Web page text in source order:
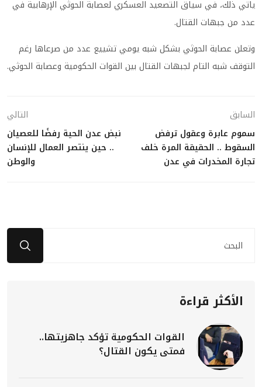
ياتي ذلك، في سياق التصعيد العسكري لعصابة الحوثي الإرهابية في
عدد من جبهات القتال.
وتعلن عصابة الحوثي بشكل شبه يومي تشييع عدد من صرعاها رغم
التوقف شبه التام لجبهات القتال بين القوات الحكومية وعصابة الحوثي.
السابق
سموم عابرة وعقول ترفض
السقوط .. الحقيقة المرة خلف
تجارة المخدرات في عدن
التالي
نبض عدن الحية رفضًا للعصيان
.. حين ينتصر العمال للإنسان
والوطن
الأكثر قراءة
القوات الحكومية تؤكد جاهزيتها..
فمتى يكون القتال؟